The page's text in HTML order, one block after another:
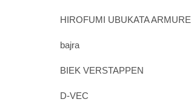
HIROFUMI UBUKATA ARMURE
bajra
BIEK VERSTAPPEN
D-VEC